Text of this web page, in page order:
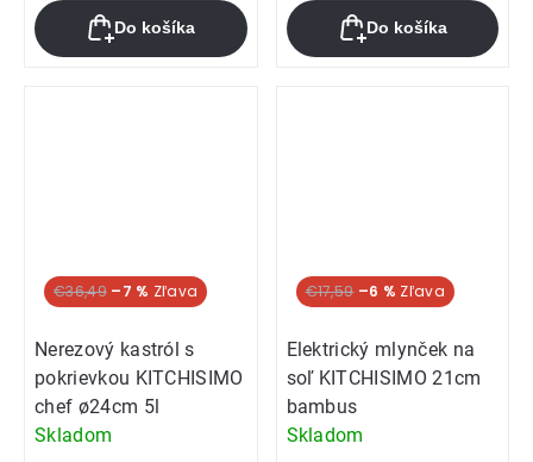
Do košíka Do košíka
€36,49 –7 %
Nerezový kastról s
pokrievkou KITCHISIMO
chef ø24cm 5l
Skladom
€17,59 –6 %
Elektrický mlynček na
soľ KITCHISIMO 21cm
bambus
Skladom